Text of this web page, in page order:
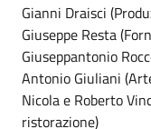
Gianni Draisci
Giuseppe Resta
Giuseppantonio
Antonio Giuliani
Nicola e Roberto
ristorazione)